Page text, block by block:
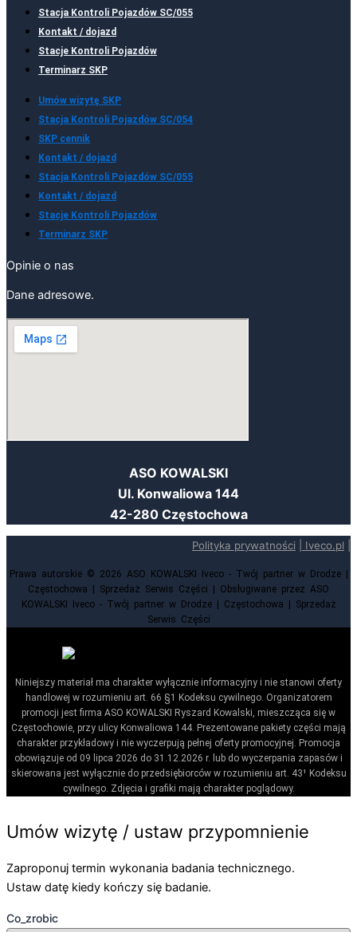
Stacja Kontroli Pojazdów SC/055
Kontakt / dojazd
Stacje Kontroli Pojazdów
Terminarz SKP
Umów wizytę SKP
Stacja Kontroli Pojazdów SC/054
SKP cennik
Kontakt / dojazd
Stacja Kontroli Pojazdów SC/055
Kontakt / dojazd
Stacje Kontroli Pojazdów
Terminarz SKP
Opinie o nas
Dane adresowe.
ASO KOWALSKI
Ul. Konwaliowa 144
42-280 Częstochowa
Polityka prywatności Iveco.pl
Prawa autorskie © 2026 ASO KOWALSKI Iveco - Twój partner w Drodze |
Częstochowa | Sprzedaż Serwis Części | Obsługiwane przez ASO
KOWALSKI Iveco - Twój partner w Drodze | Częstochowa | Sprzedaż
Serwis Części
Niniejszy materiał ma charakter wyłącznie informacyjny i nie stanowi oferty
handlowej w rozumieniu art. 66 §1 Kodeksu cywilnego. Organizatorem
promocji jest firma ASO KOWALSKI Ryszard Kowalski, mieszcząca się w
Częstochowie, przy ulicy Konwaliowa 144. Prezentowane pakiety części mają
charakter przykładowy i nie wyczerpują pełnej oferty promocyjnej. Promocja
obowiązuje od 09 lipca 2026 do 31.12.2026 r. lub do wyczerpania zapasów i
skierowana jest wyłącznie do przedsiębiorców w rozumieniu art. 43¹ Kodeksu
cywilnego. Zdjęcia i grafiki mają charakter poglądowy.
Umów wizytę / ustaw przypomnienie
Zaproponuj termin wykonania badania technicznego.
Ustaw datę kiedy kończy się badanie.
Co_zrobic